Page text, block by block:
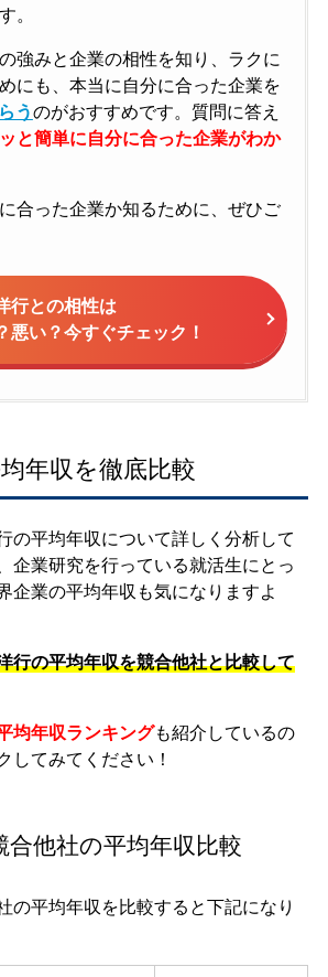
。
強みと企業の相性を知り、ラクに
にも、本当に自分に合った企業を
うのがおすすめです。質問に答え
と簡単に自分に合った企業がわか
合った企業か知るために、ぜひご
行との相性は
悪い？今すぐチェック！
年収を徹底比較
の平均年収について詳しく分析して
企業研究を行っている就活生にとっ
企業の平均年収も気になりますよ
行の平均年収を競合他社と比較して
均年収ランキングも紹介しているの
してみてください！
合他社の平均年収比較
の平均年収を比較すると下記になり